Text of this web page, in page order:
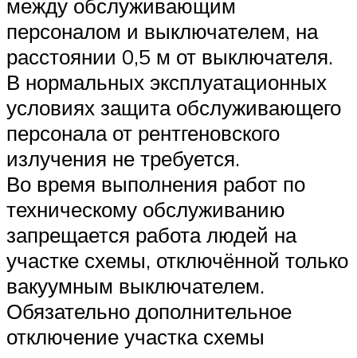
между обслуживающим
персоналом и выключателем, на
расстоянии 0,5 м от выключателя.
В нормальных эксплуатационных
условиях защита обслуживающего
персонала от рентгеновского
излучения не требуется.
Во время выполнения работ по
техническому обслуживанию
запрещается работа людей на
участке схемы, отключённой только
вакуумным выключателем.
Обязательно дополнительное
отключение участка схемы